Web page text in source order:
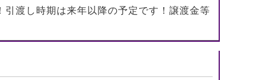
渡し時期は来年以降の予定です！譲渡金等